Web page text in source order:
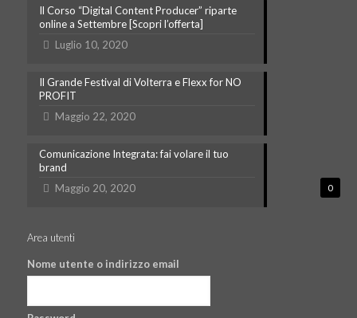
Il Corso “Digital Content Producer” riparte
online a Settembre [Scopri l’offerta]
Luglio 10, 2020
Il Grande Festival di Volterra e Flexx for NO
PROFIT
Maggio 22, 2020
0
Comunicazione Integrata: fai volare il tuo
brand
Maggio 20, 2020
Area utenti
Nome utente o indirizzo email